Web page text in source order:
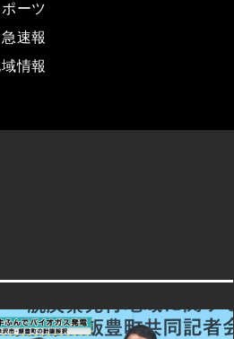
ーツ
速報
情報